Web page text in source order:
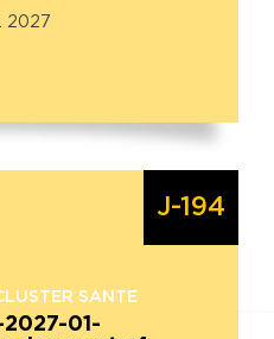
2027
J-194
SANTE
2027-01-